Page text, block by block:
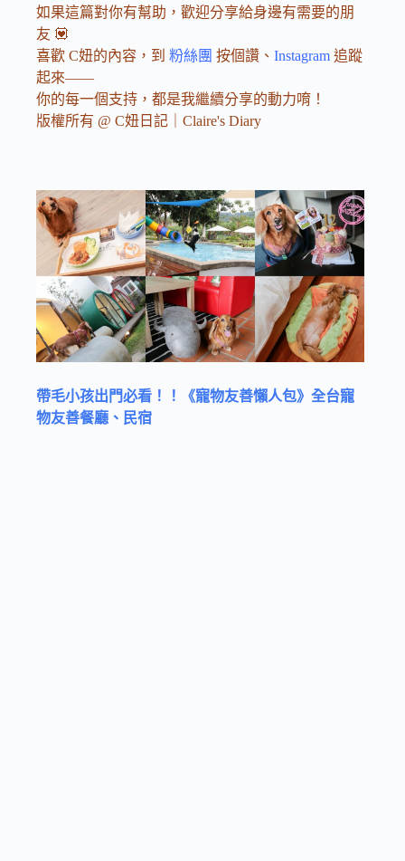
如果這篇對你有幫助，歡迎分享給身邊有需要的朋
友 💟
喜歡 C妞的內容，到 粉絲團 按個讚、 Instagram 追蹤
起來——
你的每一個支持，都是我繼續分享的動力唷！
版權所有 @ C妞日記｜Claire's Diary
帶毛小孩出門必看！！《寵物友善懶人包》全台寵
物友善餐廳、民宿